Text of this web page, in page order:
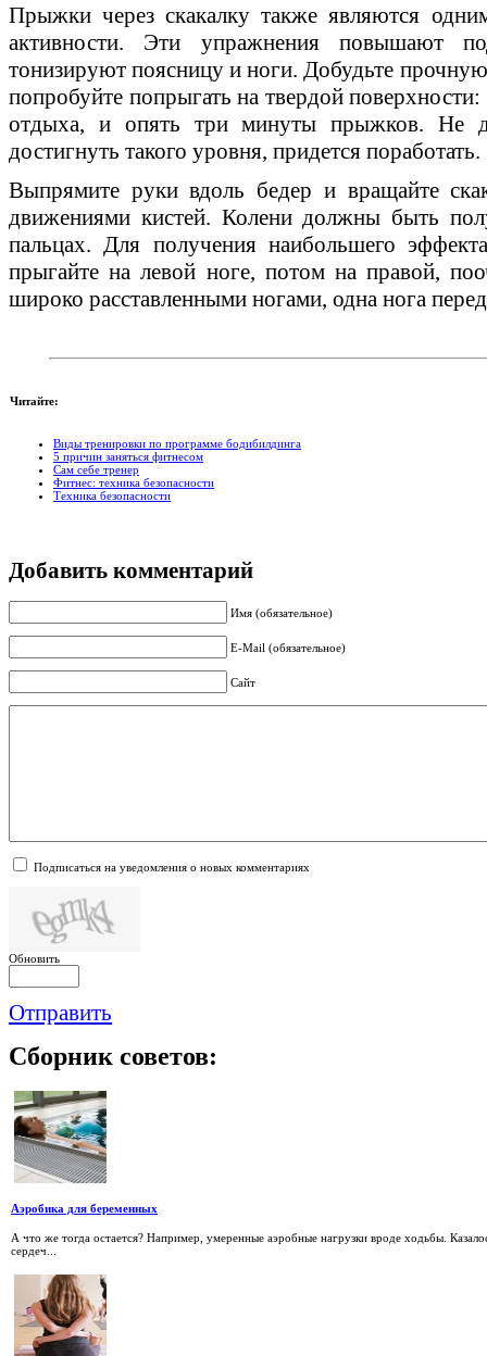
Прыжки через скакалку также являются
активности. Эти упражнения повышают
тонизируют поясницу и ноги. Добудьте
попробуйте попрыгать на твердой
отдыха, и опять три минуты прыжков. Не
достигнуть такого уровня, придется поработать.
Выпрямите руки вдоль бедер и вращайте
движениями кистей. Колени должны быть
пальцах. Для получения наибольшего
прыгайте на левой ноге, потом на правой,
широко расставленными ногами, одна нога
Читайте:
Виды тренировки по программе бодибилдинга
5 причин заняться фитнесом
Сам себе тренер
Фитнес: техника безопасности
Техника безопасности
Добавить комментарий
Имя (обязательное)
E-Mail (обязательное)
Сайт
Подписаться на уведомления о новых комментариях
Обновить
Отправить
Сборник советов:
Аэробика для беременных
А что же тогда остается? Например, умеренные аэробные нагрузки вроде ходьбы.
сердеч...